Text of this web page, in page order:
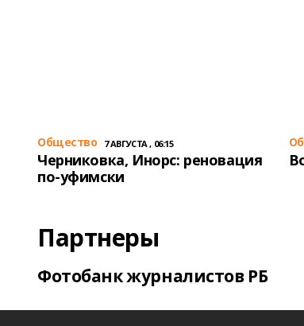
Общество 7 АВГУСТА , 06:15
Черниковка, Инорс: реновация
по-уфимски
Партнеры
Фотобанк журналистов РБ